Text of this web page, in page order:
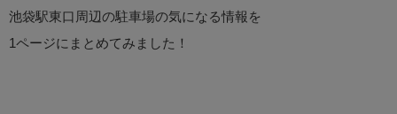
池袋駅東口周辺の駐車場の気になる情報を
1ページにまとめてみました！